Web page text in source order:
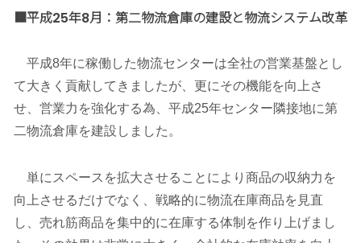
■平成25年8月：第二物流倉庫の建設と物流システム改革
平成8年に稼働した物流センターは全社の営業基盤とし
て大きく貢献してきましたが、更にその機能を向上さ
せ、営業力を強化する為、平成25年センター隣接地に第
二物流倉庫を建設しました。
単にスペースを拡大させることにより商品の収納力を
向上させるだけでなく、戦略的に物流在庫商品を見直
し、売れ筋商品を集中的に在庫する体制を作り上げまし